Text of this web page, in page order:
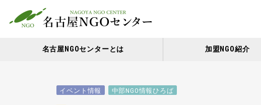
名古屋NGOセンターとは 加盟NGO紹介
イベント情報 中部NGO情報ひろば